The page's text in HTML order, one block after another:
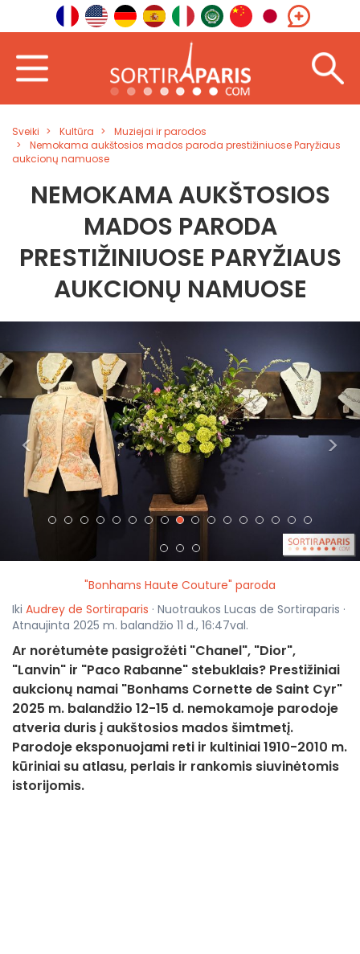
Sveiki Kultūra
Muziejai ir parodos
Nemokama aukštosios mados paroda prestižiniuose Paryžiaus
aukcionų namuose
NEMOKAMA AUKŠTOSIOS
MADOS PARODA
PRESTIŽINIUOSE PARYŽIAUS
AUKCIONŲ NAMUOSE
< >
"Bonhams Haute Couture" paroda
Iki Audrey de Sortiraparis · Nuotraukos Lucas de Sortiraparis ·
Atnaujinta 2025 m. balandžio 11 d., 16:47val.
Ar norėtumėte pasigrožėti "Chanel", "Dior",
"Lanvin" ir "Paco Rabanne" stebuklais? Prestižiniai
aukcionų namai "Bonhams Cornette de Saint Cyr"
2025 m. balandžio 12-15 d. nemokamoje parodoje
atveria duris į aukštosios mados šimtmetį.
Parodoje eksponuojami reti ir kultiniai 1910-2010 m.
kūriniai su atlasu, perlais ir rankomis siuvinėtomis
istorijomis.